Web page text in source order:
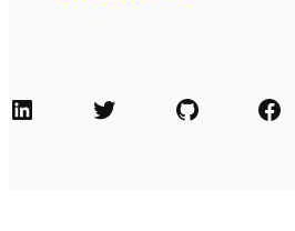
LinkedIn Twitter GitHub Facebook